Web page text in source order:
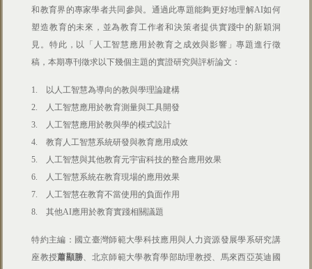
和教育界的專家學者共同參與。通過此專題能夠更好地理解AI如何
塑造教育的未來，並為教育工作者和決策者提供實踐中的新穎洞
見。特此，以「人工智慧應用於教育之成效與影響」專題進行徵
稿，本期專刊徵求以下幾個主題的實證研究與評析論文：
1. 以人工智慧為導向的教與學理論建構
2. 人工智慧應用於教育測量與工具開發
3. 人工智慧應用於教與學的模式設計
4. 教育人工智慧系統研發與教育應用成效
5. 人工智慧與其他教育元宇宙科技的整合應用效果
6. 人工智慧系統在教育現場的應用效果
7. 人工智慧在教育不當使用的負面作用
8. 其他AI應用於教育實踐相關議題
特約主編： 國立臺灣師範大學科技應用與人力資源發展學系研究講
座教授蕭顯勝、北京師範大學教育學部助理教授、馬來西亞英迪國